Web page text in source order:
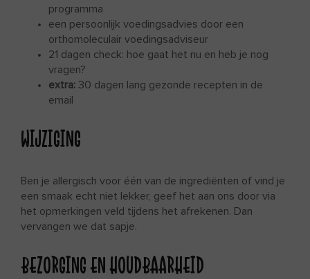
programma
een persoonlijk voedingsadvies door een
orthomoleculair voedingsadviseur
21 dagen check: hoe gaat het nu en heb je nog
vragen?
extra: 30 dagen lang gezonde recepten in de
email
WIJZIGING
Ben je allergisch voor één van de ingrediënten of vind je
een smaak echt niet lekker, geef het aan ons door via
het opmerkingen veld tijdens het afrekenen. Dan
vervangen we dat sapje.
BEZORGING EN HOUDBAARHEID